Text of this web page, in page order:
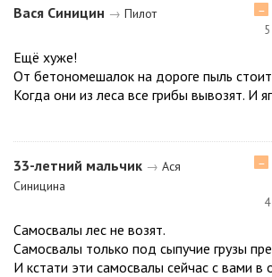
Вася Синицин → Пилот −
Ещё хуже!
От бетономешалок на дороге пыль
Когда они из леса все грибы вывозят. И
33-летний мальчик → Ася
Синицина
−
Самосвалы лес не возят.
Самосвалы только под сыпучие грузы
И кстати эти самосвалы сейчас с вами в